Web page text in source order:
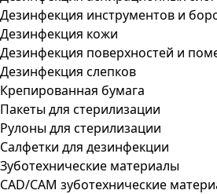
Дезинфекция инструментов и
Дезинфекция кожи
Дезинфекция поверхностей и
Дезинфекция слепков
Крепированная бумага
Пакеты для стерилизации
Рулоны для стерилизации
Салфетки для дезинфекции
Зуботехнические материалы
CAD/CAM зуботехнические